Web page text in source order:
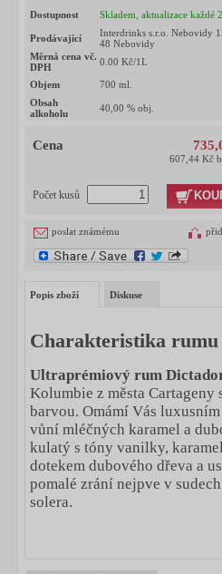
Dostupnost Skladem, aktualizace každé
Prodávající
Interdrinks s.r.o. Nebovidy
48 Nebovidy
Měrná cena vč.
DPH
0.00 Kč/1L
Objem 700 ml.
Obsah
alkoholu
40,00 % obj.
Cena
607,44 Kč
Počet kusů
poslat známému
Popis zboží Diskuse
Charakteristika
Ultraprémiový rum
Kolumbie z města Cartageny
barvou. Omámí Vás
vůní mléčných karamel a
kulatý s tóny vanilky,
dotekem dubového dřeva a
pomalé zrání nejpve v
solera.